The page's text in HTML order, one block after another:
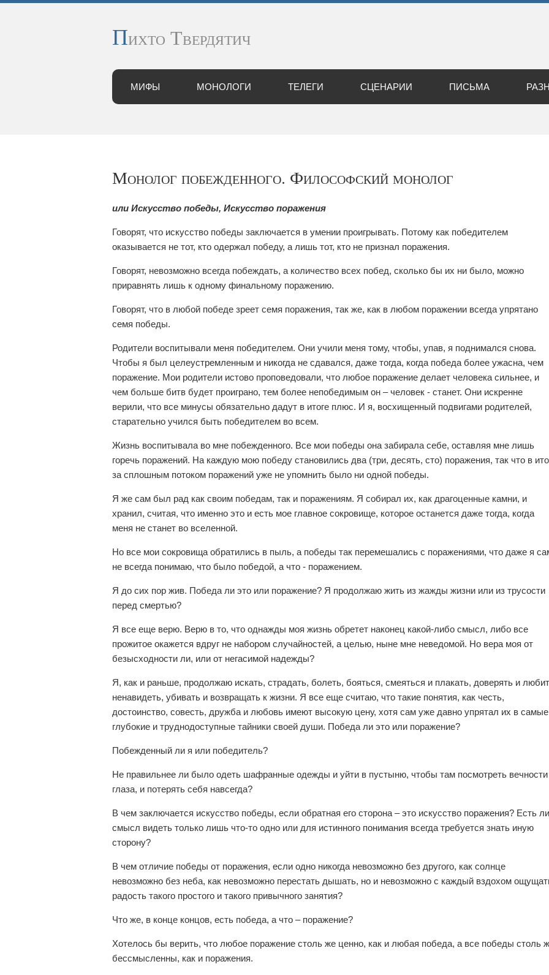
Пихто Твердятич
МИФЫ МОНОЛОГИ ТЕЛЕГИ СЦЕНАРИИ ПИСЬМА
Монолог побежденного. Философский монолог
или Искусство победы, Искусство поражения
Говорят, что искусство победы заключается в умении проигрывать. Потому как победителем
оказывается не тот, кто одержал победу, а лишь тот, кто не признал поражения.
Говорят, невозможно всегда побеждать, а количество всех побед, сколько бы их ни было, можно
приравнять лишь к одному финальному поражению.
Говорят, что в любой победе зреет семя поражения, так же, как в любом поражении всегда упрятано
семя победы.
Родители воспитывали меня победителем. Они учили меня тому, чтобы, упав, я поднимался снова.
Чтобы я был целеустремленным и никогда не сдавался, даже тогда, когда победа более ужасна, чем
поражение. Мои родители истово проповедовали, что любое поражение делает человека сильнее, и
чем больше битв будет проиграно, тем более непобедимым он – человек - станет. Они искренне
верили, что все минусы обязательно дадут в итоге плюс. И я, восхищенный подвигами родителей,
старательно учился быть победителем во всем.
Жизнь воспитывала во мне побежденного. Все мои победы она забирала себе, оставляя мне лишь
горечь поражений. На каждую мою победу становились два (три, десять, сто) поражения, так что в
за сплошным потоком поражений уже не упомнить было ни одной победы.
Я же сам был рад как своим победам, так и поражениям. Я собирал их, как драгоценные камни, и
хранил, считая, что именно это и есть мое главное сокровище, которое останется даже тогда, когда
меня не станет во вселенной.
Но все мои сокровища обратились в пыль, а победы так перемешались с поражениями, что даже я
не всегда понимаю, что было победой, а что - поражением.
Я до сих пор жив. Победа ли это или поражение? Я продолжаю жить из жажды жизни или из трусости
перед смертью?
Я все еще верю. Верю в то, что однажды моя жизнь обретет наконец какой-либо смысл, либо все
прожитое окажется вдруг не набором случайностей, а целью, ныне мне неведомой. Но вера моя от
безысходности ли, или от негасимой надежды?
Я, как и раньше, продолжаю искать, страдать, болеть, бояться, смеяться и плакать, доверять и
ненавидеть, убивать и возвращать к жизни. Я все еще считаю, что такие понятия, как честь,
достоинство, совесть, дружба и любовь имеют высокую цену, хотя сам уже давно упрятал их в самые
глубокие и труднодоступные тайники своей души. Победа ли это или поражение?
Побежденный ли я или победитель?
Не правильнее ли было одеть шафранные одежды и уйти в пустыню, чтобы там посмотреть
глаза, и потерять себя навсегда?
В чем заключается искусство победы, если обратная его сторона – это искусство поражения? Есть ли
смысл видеть только лишь что-то одно или для истинного понимания всегда требуется знать иную
сторону?
В чем отличие победы от поражения, если одно никогда невозможно без другого, как солнце
невозможно без неба, как невозможно перестать дышать, но и невозможно с каждый вздохом
радость такого простого и такого привычного занятия?
Что же, в конце концов, есть победа, а что – поражение?
Хотелось бы верить, что любое поражение столь же ценно, как и любая победа, а все победы столь
бессмысленны, как и поражения.